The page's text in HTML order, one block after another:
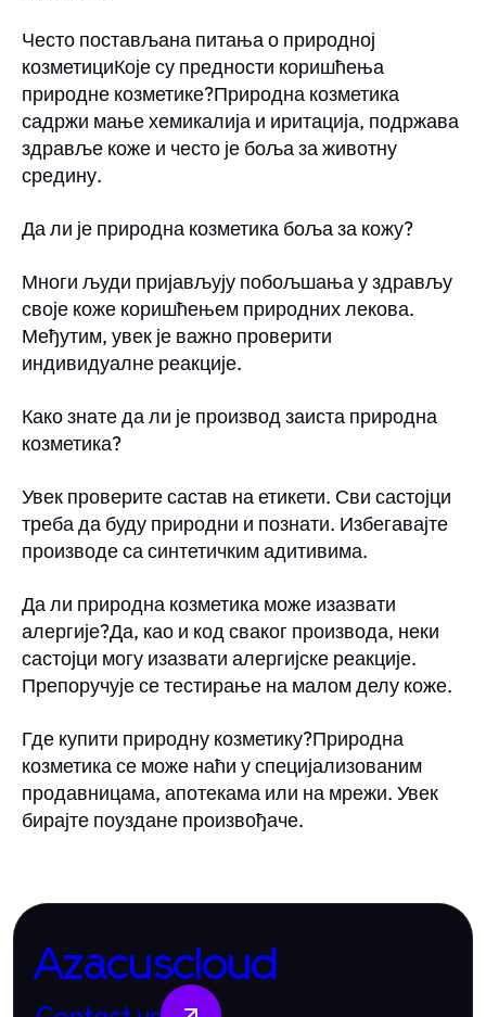
Често постављана питања о природној
козметициКоје су предности коришћења
природне козметике?Природна козметика
садржи мање хемикалија и иритација, подржава
здравље коже и често је боља за животну
средину.
Да ли је природна козметика боља за кожу?
Многи људи пријављују побољшања у здрављу
своје коже коришћењем природних лекова.
Међутим, увек је важно проверити
индивидуалне реакције.
Како знате да ли је производ заиста природна
козметика?
Увек проверите састав на етикети. Сви састојци
треба да буду природни и познати. Избегавајте
производе са синтетичким адитивима.
Да ли природна козметика може изазвати
алергије?Да, као и код сваког производа, неки
састојци могу изазвати алергијске реакције.
Препоручује се тестирање на малом делу коже.
Где купити природну козметику?Природна
козметика се може наћи у специјализованим
продавницама, апотекама или на мрежи. Увек
бирајте поуздане произвођаче.
Azacuscloud